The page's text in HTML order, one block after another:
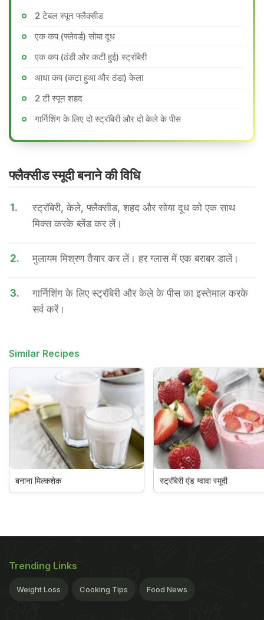
2 टेबल स्पून फ्लैक्सीड
एक कप (फ्लेवर्ड) सोया दूध
एक कप (ठंडी और कटी हुई) स्ट्रॉबेरी
आधा कप (कटा हुआ और ठंडा) केला
2 टी स्पून शहद
गार्निशिंग के लिए दो स्ट्रॉबेरी और दो केले के पीस
फ्लैक्सीड स्मूदी बनाने की वि​धि
1.
स्ट्रॉबेरी, केले, फ्लैक्सीड, शहद और सोया दूध को एक साथ
मिक्स करके ब्लेंड कर लें।
2. मुलायम मिश्रण तैयार कर लें। हर ग्लास में एक बराबर डालें।
3.
गार्निशिंग के लिए स्ट्रॉबेरी और केले के पीस का इस्तेमाल करके
सर्व करें।
Similar Recipes
बनाना मिल्कशेक स्ट्रॉबेरी एंड ग्वावा स्मूदी
Trending Links
Weight Loss Cooking Tips Food News